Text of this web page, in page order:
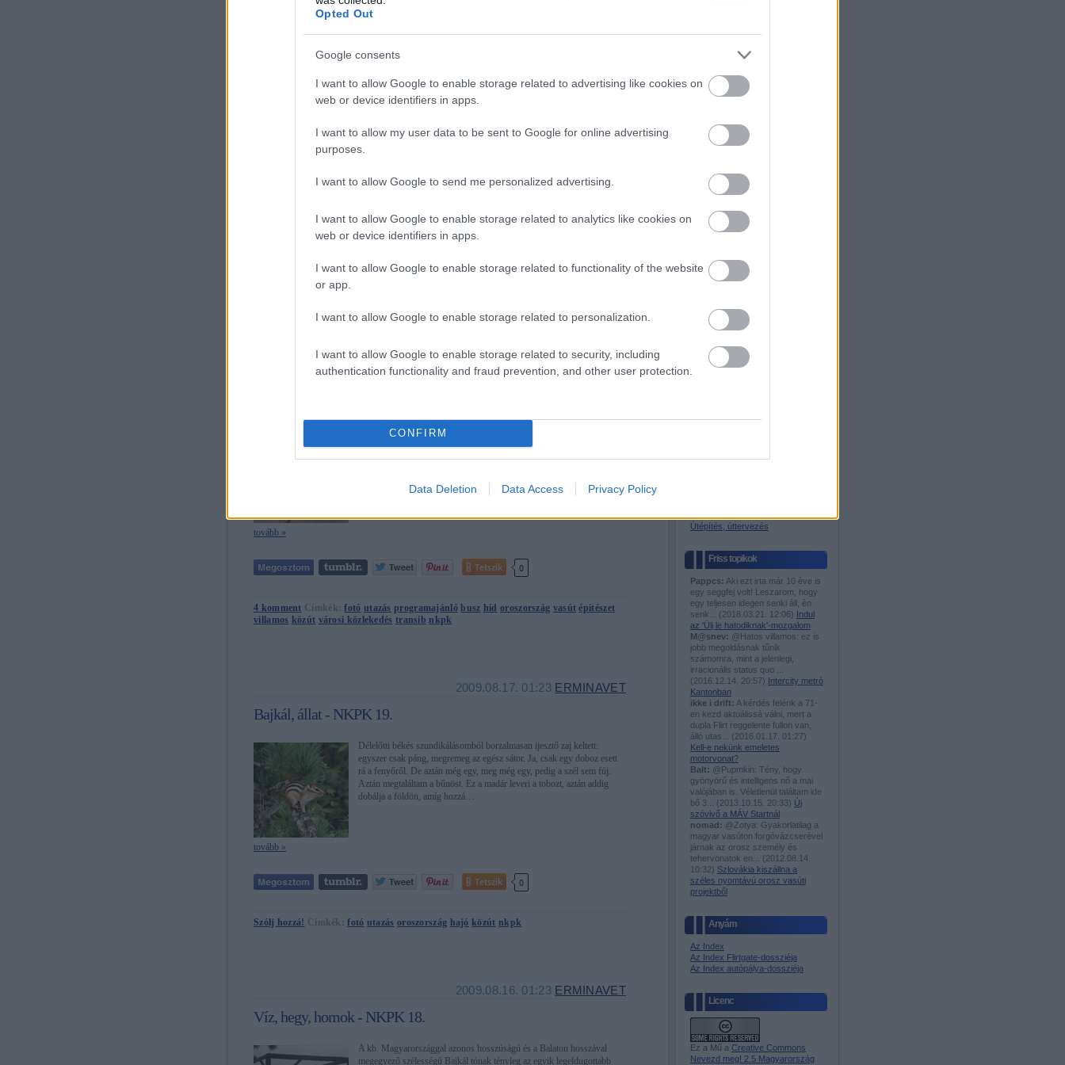
Opted Out
Google consents
I want to allow Google to enable storage related to advertising like cookies on
web or device identifiers in apps.
I want to allow my user data to be sent to Google for online advertising
purposes.
I want to allow Google to send me personalized advertising.
I want to allow Google to enable storage related to analytics like cookies on
web or device identifiers in apps.
I want to allow Google to enable storage related to functionality of the website
or app.
I want to allow Google to enable storage related to personalization.
I want to allow Google to enable storage related to security, including
authentication functionality and fraud prevention, and other user protection.
CONFIRM
Data Deletion Data Access Privacy Policy
¤ Mégsem találják a felelősöket a
pótvizsgálat a hófrászról
¤ A vasúti hivatal bele akar szólni a
személyi összetételébe
¤ Kik a hófrász igazi felelősei a
¤ A MÁV Start visszatéríti a jegyek
árát a hómizériában pórul
jártaknak
¤ A VEKE miniszteri intézkedést
sürget a január 2-i MÁV-os
¤ A MÁV-csoport az év első
munkanapján teljes csődöt
mondott
Vasutasok dolgoznak
PTinfo - Mestska
MÁV - Megint Állunk Vazze
BKV-figyelő
Ütemes menetrend
Útépítés, úttervezés
Friss topikok
Pappcs: Aki ezt irta már 10 ève is
egy seggfej volt! Leszarom, hogy
egy teljesen idegen senki áll, èn
senk... (2018.03.21. 12:06) Indul
az 'Ülj le hatodiknak'-mozgalom
M@snev: @Hatos villamos: ez is
jobb megoldásnak tűnik
számomra, mint a jelenlegi,
irracionális status quo ...
(2016.12.14. 20:57) Intercity metró
Kantonban
ikke i drift: A kérdés felénk a 71-
en kezd aktuálissá válni, mert a
dupla Flirt reggelente fullon van,
álló utas... (2016.01.17. 01:27)
Kell-e nekünk emeletes
motorvonat?
Balt: @Pupmkin: Tény, hogy
gyönyörű és intelligens nő a mai
valójában is. Véletlenül találtam ide
bő 3... (2013.10.15. 20:33) Új
szóvivő a MÁV Startnál
nomad: @Zotya: Gyakorlatilag a
magyar vasúton forgóvázcserével
járnak az orosz személy és
tehervonatok en... (2012.08.14.
10:32) Szlovákia kiszállna a
széles nyomtávú orosz vasúti
projektből
Anyám
Az Index
Az Index Flirtgate-dossziéja
Az Index autópálya-dossziéja
Licenc
Ez a Mű a Creative Commons
Nevezd meg! 2.5 Magyarország
transib nkpk
Tehervonatot rakodnak a krasznojarszki daruk - NKPK 22.
Végre megint vonatozunk, visszaindultunk Irkutszkból a transziben. És
a vonatról mindenféle érdekeset lát az ember, nemcsak a nagy képen
bemutatott színpompás darukat. Hanem cementes kocsit,
mire való. Bakterházat, és vonat alatt…
Tetszik 0
2009.08.18. 01:23ERMINAVET
Egy évvel ezelőtt az utolsó vadkemping után a nem mindenhol burkolt
főúton egészen Ulan Udéig jutottunk. Burjátia fővárosa kedves hely,
régi faházakkal, sok karcsú burját és orosz jócsajjal. Akad közlekedési
tovább »
Tetszik 0
4 komment Címkék:fotó utazás programajánló busz híd oroszország vasút építészet
villamos közút városi közlekedés transib nkpk
2009.08.17. 01:23 ERMINAVET
Bajkál, állat - NKPK 19.
Délelőtti békés szundikálásomból borzalmasan ijesztő zaj keltett:
egyszer csak páng, megremeg az egész sátor. Ja, csak egy doboz esett
rá a fenyőről. De aztán még egy, meg még egy, pedig a szél sem fúj.
Aztán megtaláltam a bűnöst. Ez a madár leveri a tobozt, aztán addig
dobálja a földön, amíg hozzá…
tovább »
Tetszik 0
Szólj hozzá! Címkék:fotó utazás oroszország hajó közút nkpk
2009.08.16. 01:23 ERMINAVET
Víz, hegy, homok - NKPK 18.
A kb. Magyarországgal azonos hosszúságú és a Balaton hosszával
megegyező szélességű Bajkál tónak tényleg az egyik legeldugottabb